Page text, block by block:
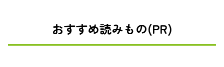
おすすめ読みもの(PR)